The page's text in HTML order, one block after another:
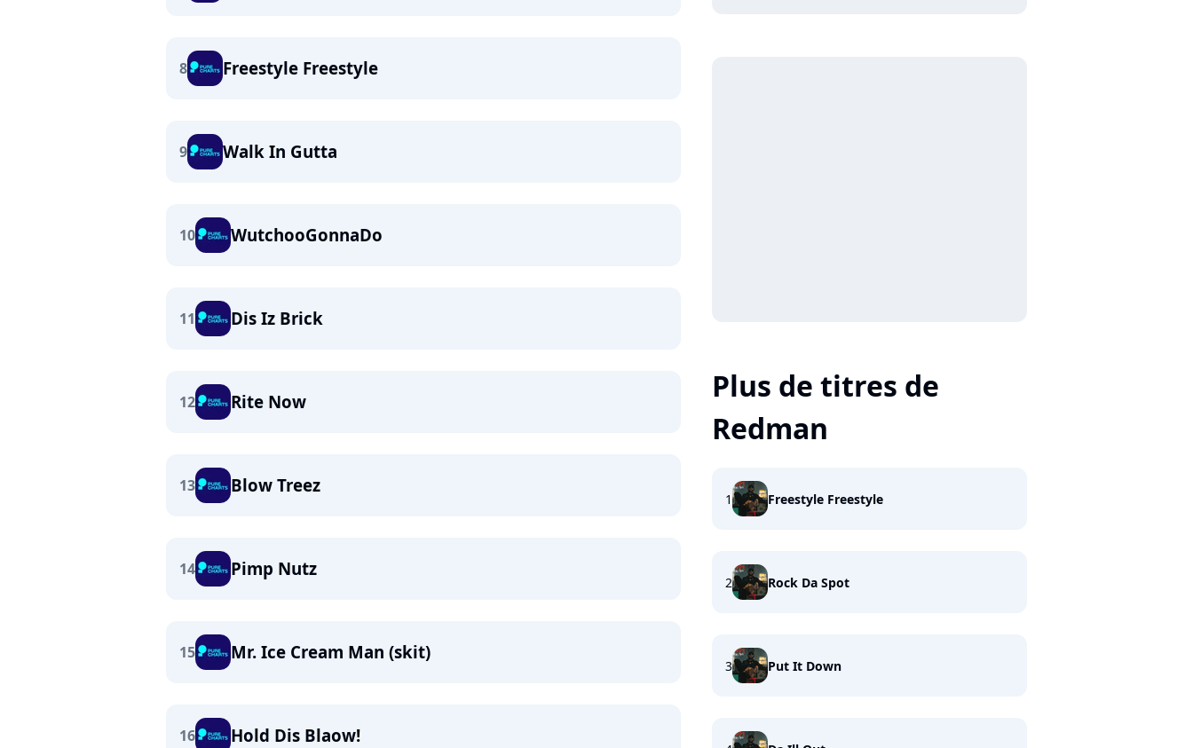
8 Freestyle Freestyle
9 Walk In Gutta
10 WutchooGonnaDo
11 Dis Iz Brick
12 Rite Now
13 Blow Treez
14 Pimp Nutz
15 Mr. Ice Cream Man (skit)
16 Hold Dis Blaow!
Plus de titres de
Redman
1 Freestyle Freestyle
2 Rock Da Spot
3 Put It Down